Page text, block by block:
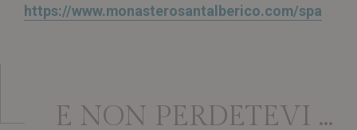
https://www.monasterosantalberico.com/spa
E NON PERDETEVI ...